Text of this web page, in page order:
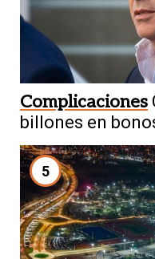
Complicaciones
billones en
5